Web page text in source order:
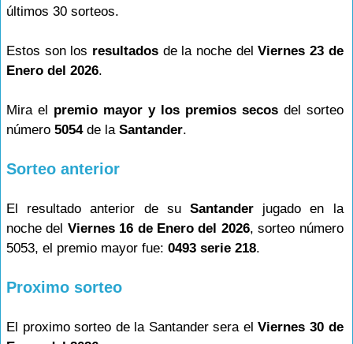
últimos 30 sorteos.
Estos son los resultadosde la noche delViernes 23 de
Enero del 2026.
Mira el premio mayor y los premios secosdel sorteo
número 5054de la Santander.
Sorteo anterior
El resultado anterior de su Santander jugado en la
noche del Viernes 16 de Enero del 2026, sorteo número
5053, el premio mayor fue: 0493 serie 218.
Proximo sorteo
El proximo sorteo de la Santander sera elViernes 30 de